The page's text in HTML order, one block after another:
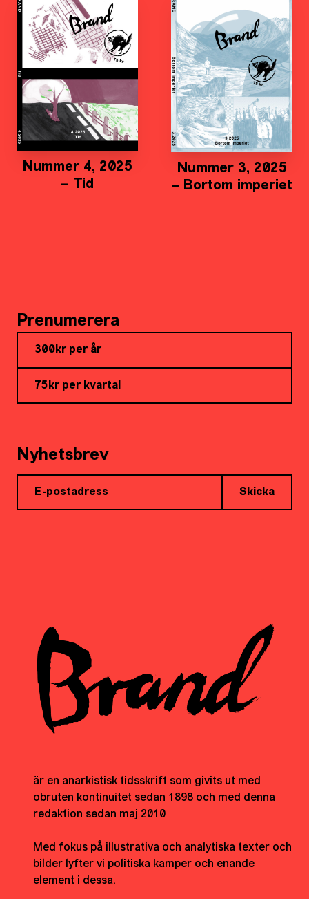
Nummer 4, 2025
– Tid
Nummer 3, 2025
– Bortom imperiet
Prenumerera
300kr per år
75kr per kvartal
Nyhetsbrev
Skicka
är en anarkistisk tidsskrift som givits ut med
obruten kontinuitet sedan 1898 och med denna
redaktion sedan maj 2010
Med fokus på illustrativa och analytiska texter och
bilder lyfter vi politiska kamper och enande
element i dessa.